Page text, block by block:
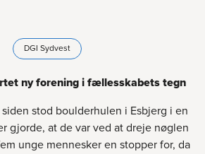
DGI Sydvest
ny forening i fællesskabets tegn
stod boulderhulen i Esbjerg i en
gjorde, at de var ved at dreje nøglen
unge mennesker en stopper for, da